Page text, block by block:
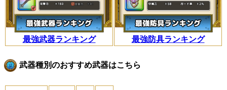
最強武器ランキング 最強防具ランキング
武器種別のおすすめ武器はこちら